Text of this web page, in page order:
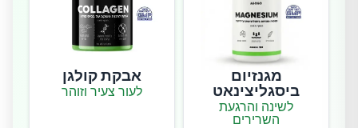
מגנזיום
ביסגליצינאט
לשינה והרגעת
השרירים
אבקת קולגן
לעור צעיר וזוהר